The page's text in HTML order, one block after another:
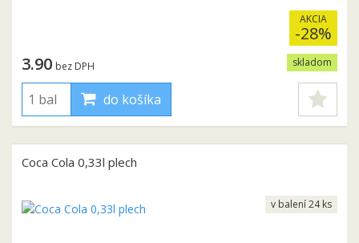
AKCIA
-28%
skladom
3.90 bez DPH
do košíka
Coca Cola 0,33l plech
v balení 24 ks